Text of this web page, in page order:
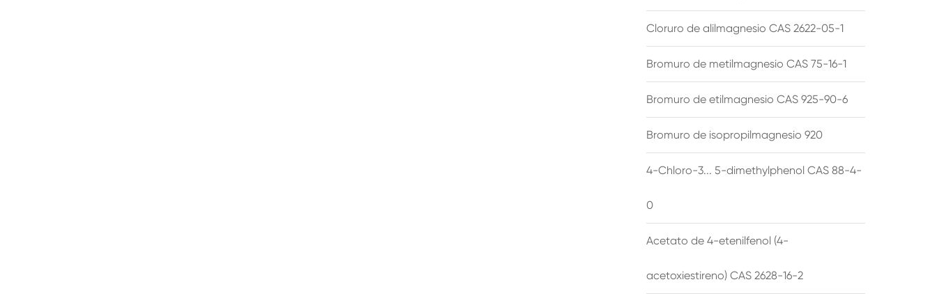
Cloruro de alilmagnesio CAS 2622-05-1
Bromuro de metilmagnesio CAS 75-16-1
Bromuro de etilmagnesio CAS 925-90-6
Bromuro de isopropilmagnesio 920
4-Chloro-3... 5-dimethylphenol CAS 88-4-
0
Acetato de 4-etenilfenol (4-
acetoxiestireno) CAS 2628-16-2